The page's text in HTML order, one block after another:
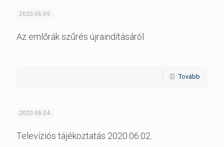
2020.06.09.
Az emlőrák szűrés újraindításáról
Tovább
2020.06.04.
Televíziós tájékoztatás 2020.06.02.